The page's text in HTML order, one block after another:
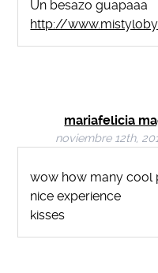
Un besazo guapaaa
http://
mariafelicia
noviembre 12th,
wow how many cool
nice experience
kisses